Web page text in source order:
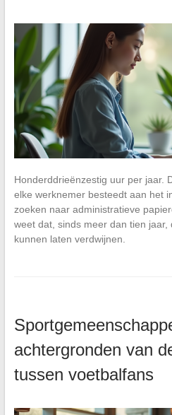
Honderddrieënzestig uur per jaar.
elke werknemer besteedt aan het
zoeken naar administratieve
weet dat, sinds meer dan tien
kunnen laten verdwijnen.
achtergronden van
tussen voetbalfans